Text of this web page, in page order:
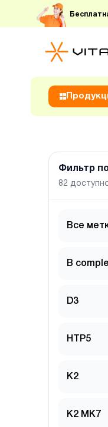
Фильтр
82
Все
B
D3
HTP5
K2
K2 MK7